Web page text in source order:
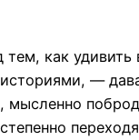
удивить
—
мысленно